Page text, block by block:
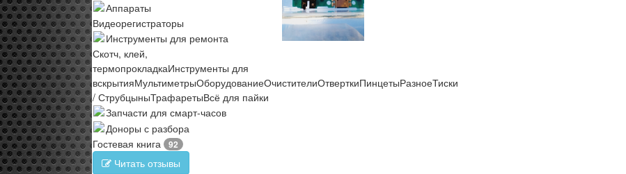
Аппараты
Видеорегистраторы
Инструменты для ремонта
Скотч, клей,
термопрокладкаИнструменты для
вскрытияМультиметрыОборудованиеОчистителиОтверткиПинцетыРазноеТиски
/ СтрубцыныТрафаретыВсё для пайки
Запчасти для смарт-часов
Доноры с разбора
Гостевая книга
92
Читать отзывы